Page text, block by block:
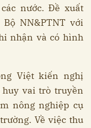
nước. Đề xuất
NN&PTNT với
nhận và có hình
Việt kiến nghị
huy vai trò truyền
nông nghiệp cụ
Về việc thu